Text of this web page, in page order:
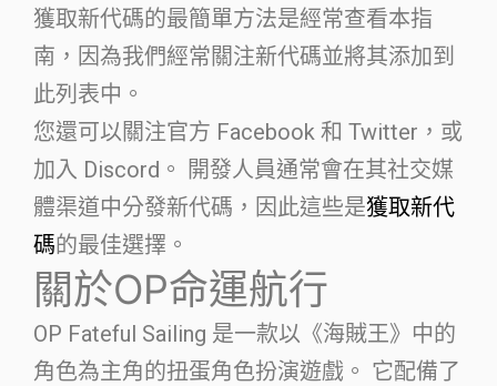
獲取新代碼的最簡單方法是經常查看本指
南，因為我們經常關注新代碼並將其添加到
此列表中。
您還可以關注官方 Facebook 和 Twitter，或
加入 Discord。 開發人員通常會在其社交媒
體渠道中分發新代碼，因此這些是獲取新代
碼的最佳選擇。
關於OP命運航行
OP Fateful Sailing 是一款以《海賊王》中的
角色為主角的扭蛋角色扮演遊戲。 它配備了